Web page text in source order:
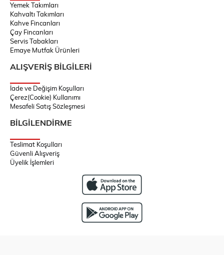
Yemek Takımları
Kahvaltı Takımları
Kahve Fincanları
Çay Fincanları
Servis Tabakları
Emaye Mutfak Ürünleri
ALIŞVERİŞ BİLGİLERİ
İade ve Değişim Koşulları
Çerez(Cookie) Kullanımı
Mesafeli Satış Sözleşmesi
BİLGİLENDİRME
Teslimat Koşulları
Güvenli Alışveriş
Üyelik İşlemleri